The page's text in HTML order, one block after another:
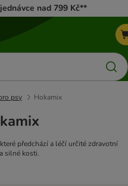
nad 799 Kč**
psy Hokamix
předchází a léčí určité zdravotní
silné kosti.